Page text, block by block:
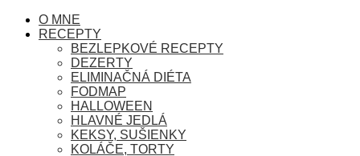
O MNE
RECEPTY
BEZLEPKOVÉ RECEPTY
DEZERTY
ELIMINAČNÁ DIÉTA
FODMAP
HALLOWEEN
HLAVNÉ JEDLÁ
KEKSY, SUŠIENKY
KOLÁČE, TORTY